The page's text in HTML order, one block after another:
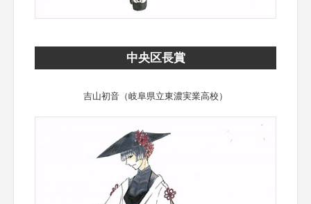
中央区長賞
吉山初音（岐阜県立東濃実業高校）